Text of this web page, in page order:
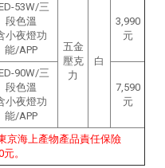
53W/三
段色溫
小夜燈功
能/APP
五金
壓克
力
白
3,990
元
90W/三
段色溫
小夜燈功
能/APP
7,590
元
京海上產物產品責任保險
。